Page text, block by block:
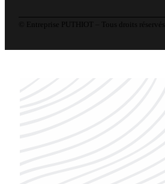
© Entreprise PUTHIOT – Tous droits réservés